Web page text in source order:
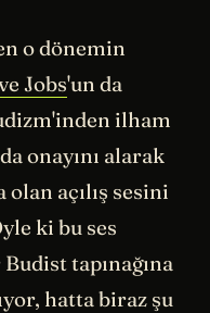
o dönemin
Jobs'un da
ilham
onayını alarak
açılış sesini
ki bu ses
tapınağına
hatta biraz şu